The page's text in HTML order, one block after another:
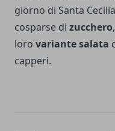
giorno di Santa
cosparse di zucchero
loro variante salata
capperi.